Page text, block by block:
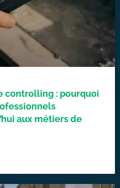
controlling : pourquoi
aux métiers de